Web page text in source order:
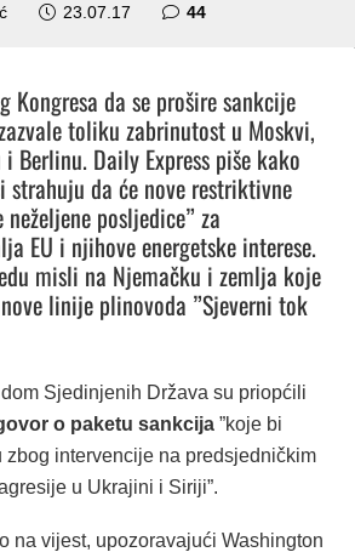
23.07.17 44komentara
Kongresa da se prošire sankcije
toliku zabrinutost u Moskvi,
Berlinu. Daily Express piše kako
strahuju da će nove restriktivne
posljedice” za
EU i njihove energetske interese.
misli na Njemačku i zemlja koje
linije plinovoda ”Sjeverni tok
Sjedinjenih Država su priopćili
o paketu sankcija ”koje bi
intervencije na predsjedničkim
u Ukrajini i Siriji”.
na vijest, upozoravajući Washington